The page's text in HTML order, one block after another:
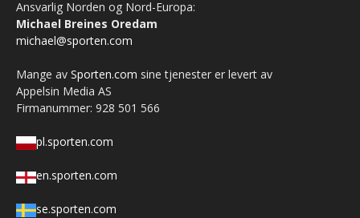
Ansvarlig Norden og Nord-Europa:
Michael Breines Oredam
michael@sporten.com
Mange av Sporten.com sine tjenester er levert av
Appelsin Media AS
Firmanummer: 928 501 566
pl.sporten.com
en.sporten.com
se.sporten.com